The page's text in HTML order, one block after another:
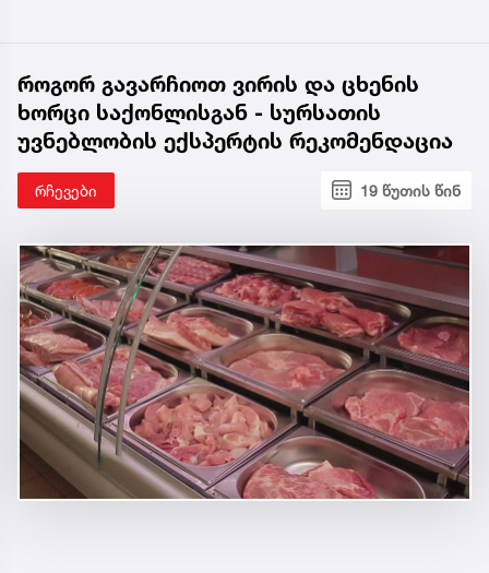
როგორ გავარჩიოთ ვირის და ცხენის
ხორცი საქონლისგან - სურსათის
უვნებლობის ექსპერტის რეკომენდაცია
რჩევები 19 წუთის წინ